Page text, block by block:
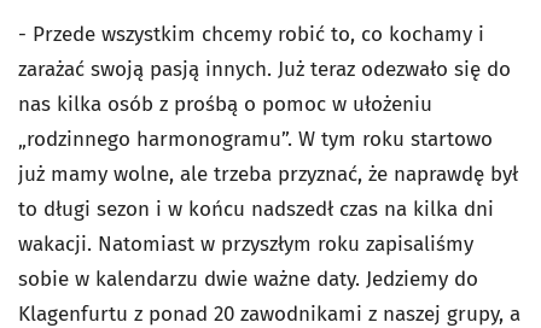
- Przede wszystkim chcemy robić to, co kochamy i
zarażać swoją pasją innych. Już teraz odezwało się do
nas kilka osób z prośbą o pomoc w ułożeniu
„rodzinnego harmonogramu”. W tym roku startowo
już mamy wolne, ale trzeba przyznać, że naprawdę był
to długi sezon i w końcu nadszedł czas na kilka dni
wakacji. Natomiast w przyszłym roku zapisaliśmy
sobie w kalendarzu dwie ważne daty. Jedziemy do
Klagenfurtu z ponad 20 zawodnikami z naszej grupy, a